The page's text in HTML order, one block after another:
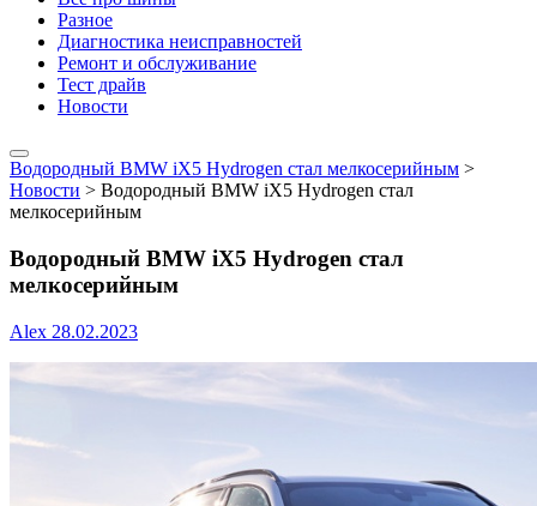
Разное
Диагностика неисправностей
Ремонт и обслуживание
Тест драйв
Новости
Водородный BMW iX5 Hydrogen стал мелкосерийным >
Новости > Водородный BMW iX5 Hydrogen стал
мелкосерийным
Водородный BMW iX5 Hydrogen стал
мелкосерийным
Alex 28.02.2023